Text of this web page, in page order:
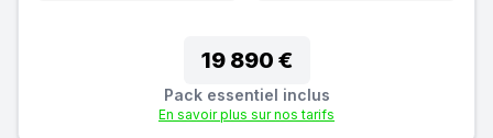
19 890 €
Pack essentiel inclus
En savoir plus sur nos tarifs